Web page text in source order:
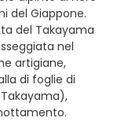
del Giappone.
del Takayama
nel
artigiane,
di foglie di